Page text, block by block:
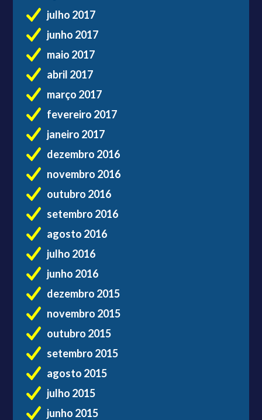
julho 2017
junho 2017
maio 2017
abril 2017
março 2017
fevereiro 2017
janeiro 2017
dezembro 2016
novembro 2016
outubro 2016
setembro 2016
agosto 2016
julho 2016
junho 2016
dezembro 2015
novembro 2015
outubro 2015
setembro 2015
agosto 2015
julho 2015
junho 2015